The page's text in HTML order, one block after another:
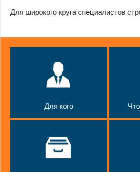
Для широкого круга специалистов
Для кого